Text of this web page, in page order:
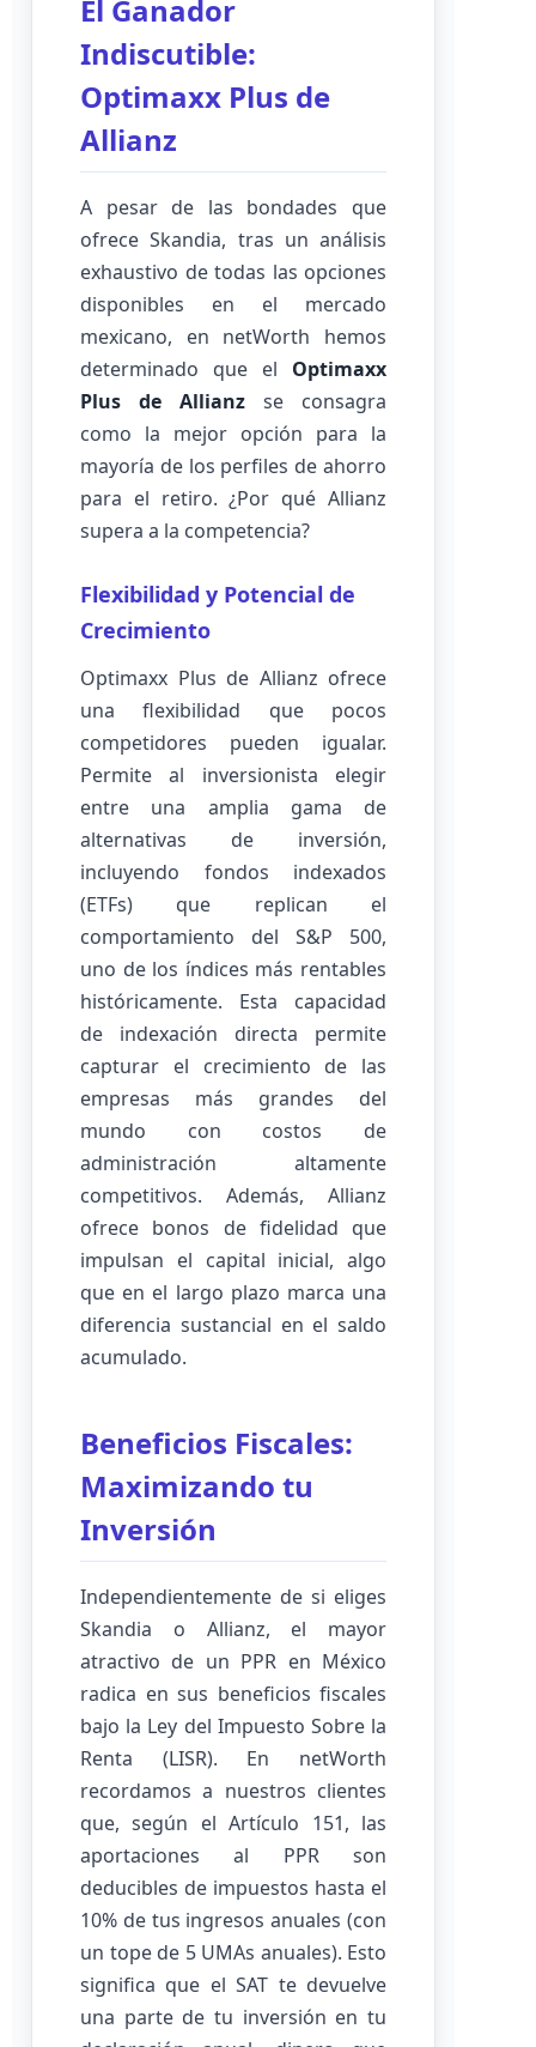
El Ganador
Indiscutible:
Optimaxx Plus de
Allianz
A pesar de las bondades que
ofrece Skandia, tras un análisis
exhaustivo de todas las opciones
disponibles en el mercado
mexicano, en netWorth hemos
determinado que el Optimaxx
Plus de Allianz se consagra
como la mejor opción para la
mayoría de los perfiles de ahorro
para el retiro. ¿Por qué Allianz
supera a la competencia?
Flexibilidad y Potencial de
Crecimiento
Optimaxx Plus de Allianz ofrece
una flexibilidad que pocos
competidores pueden igualar.
Permite al inversionista elegir
entre una amplia gama de
alternativas de inversión,
incluyendo fondos indexados
(ETFs) que replican el
comportamiento del S&P 500,
uno de los índices más rentables
históricamente. Esta capacidad
de indexación directa permite
capturar el crecimiento de las
empresas más grandes del
mundo con costos de
administración altamente
competitivos. Además, Allianz
ofrece bonos de fidelidad que
impulsan el capital inicial, algo
que en el largo plazo marca una
diferencia sustancial en el saldo
acumulado.
Beneficios Fiscales:
Maximizando tu
Inversión
Independientemente de si eliges
Skandia o Allianz, el mayor
atractivo de un PPR en México
radica en sus beneficios fiscales
bajo la Ley del Impuesto Sobre la
Renta (LISR). En netWorth
recordamos a nuestros clientes
que, según el Artículo 151, las
aportaciones al PPR son
deducibles de impuestos hasta el
10% de tus ingresos anuales (con
un tope de 5 UMAs anuales). Esto
significa que el SAT te devuelve
una parte de tu inversión en tu